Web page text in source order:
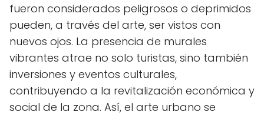
fueron considerados peligrosos o deprimidos
pueden, a través del arte, ser vistos con
nuevos ojos. La presencia de murales
vibrantes atrae no solo turistas, sino también
inversiones y eventos culturales,
contribuyendo a la revitalización económica y
social de la zona. Así, el arte urbano se